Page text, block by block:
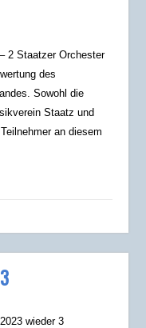
2 Staatzer Orchester
des
Sowohl die
Staatz und
an diesem
wieder 3